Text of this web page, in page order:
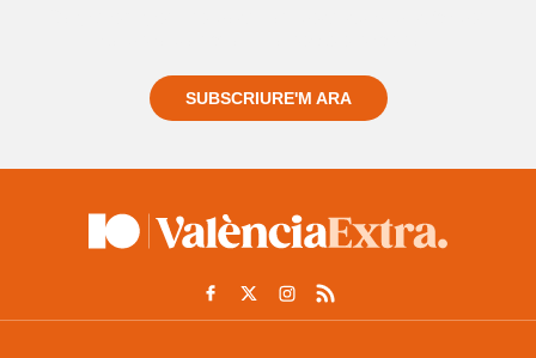
SUBSCRIURE'M ARA